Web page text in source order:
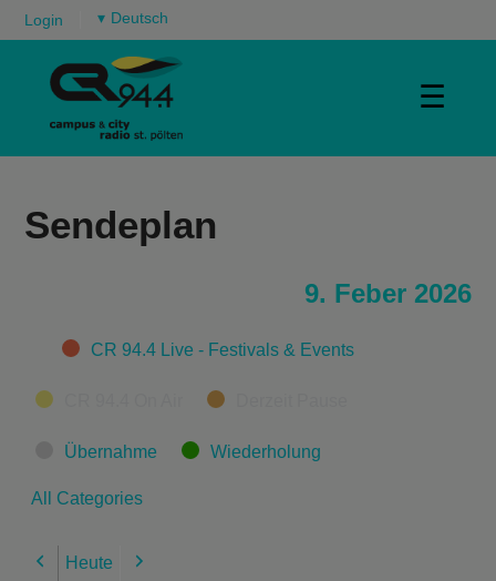
Login ▾
☰
Sendeplan
9. Feber 2026
CategoriesCR 94.4 Live - Festivals & Events
Übernahme Wiederholung
All Categories
Previous
Heute Next